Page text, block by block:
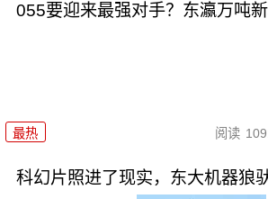
055要迎来最强对手？东瀛万吨新
最热 阅读
科幻片照进了现实，东大机器狼